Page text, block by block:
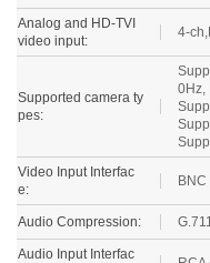
Analog and HD-TVI
video input:
pes:
0Hz,
Video Input Interfac
e:
Audio Compression:
Audio Input Interfac
e: